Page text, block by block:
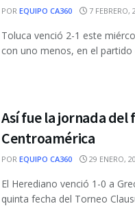
POR EQUIPO CA360 7 FEBRERO,
Toluca venció 2-1 este
con uno menos, en el partido
Así fue la jornada
Centroamérica
POR EQUIPO CA360 29 ENERO,
El Herediano venció 1-0 a
quinta fecha del Torneo